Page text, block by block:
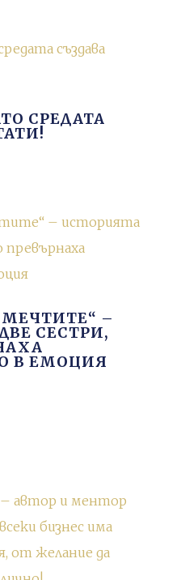
СРЕДАТА
–
СЕСТРИ,
В ЕМОЦИЯ